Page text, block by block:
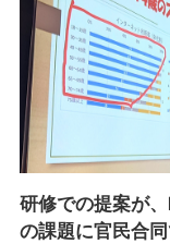
研修での提案が
の課題に官民合